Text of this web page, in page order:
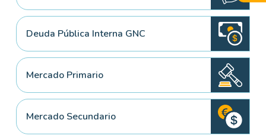
Deuda Pública Interna GNC
Mercado Primario
Mercado Secundario